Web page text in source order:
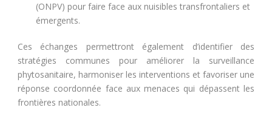
(ONPV) pour faire face aux nuisibles transfrontaliers et
émergents.
Ces échanges permettront également d’identifier des
stratégies communes pour améliorer la surveillance
phytosanitaire, harmoniser les interventions et favoriser une
réponse coordonnée face aux menaces qui dépassent les
frontières nationales.